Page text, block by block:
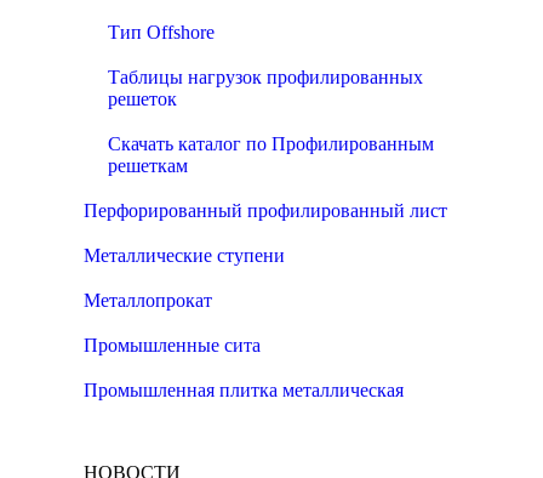
Тип Offshore
Таблицы нагрузок профилированных
решеток
Скачать каталог по Профилированным
решеткам
Перфорированный профилированный лист
Металлические ступени
Металлопрокат
Промышленные сита
Промышленная плитка металлическая
НОВОСТИ